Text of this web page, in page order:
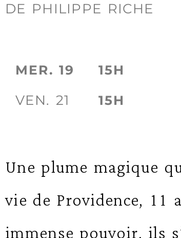
DE PHILIPPE RICHE
MER. 19 15H
VEN. 21 15H
Une plume magique
vie de Providence, 11